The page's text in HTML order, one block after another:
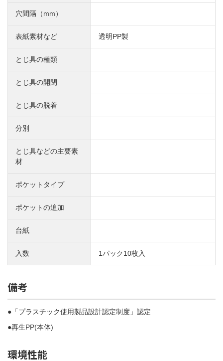
穴間隔（mm）
表紙素材など 透明PP製
とじ具の種類
とじ具の開閉
とじ具の脱着
分別
とじ具などの主要素
材
ポケットタイプ
ポケットの追加
台紙
入数 1パック10枚入
備考
●「プラスチック使用製品設計認定制度」認定
●再生PP(本体)
環境性能